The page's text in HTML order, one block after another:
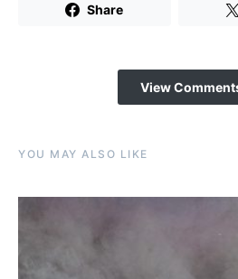
Share
View
YOU MAY ALSO LIKE